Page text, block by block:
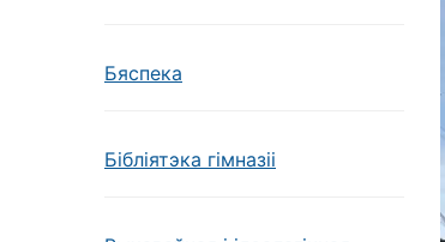
Бяспека
Бібліятэка гімназіі